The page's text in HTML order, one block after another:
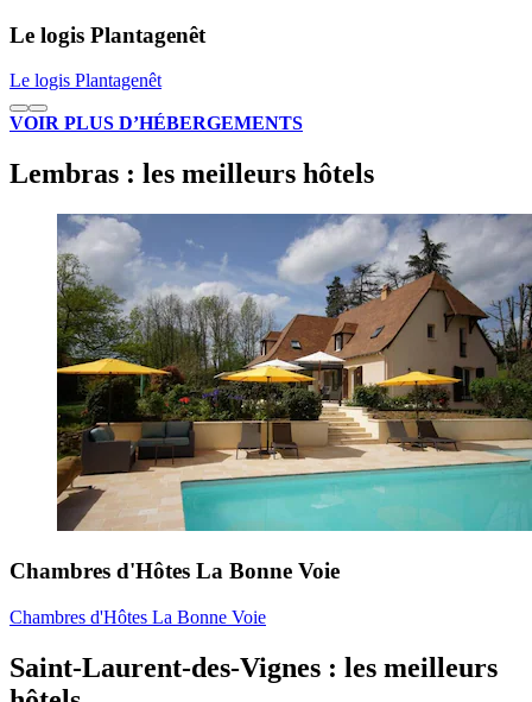
Le logis Plantagenêt
Le logis Plantagenêt
VOIR PLUS D’HÉBERGEMENTS
Lembras : les meilleurs hôtels
Chambres d'Hôtes La Bonne Voie
Chambres d'Hôtes La Bonne Voie
Saint-Laurent-des-Vignes : les meilleurs